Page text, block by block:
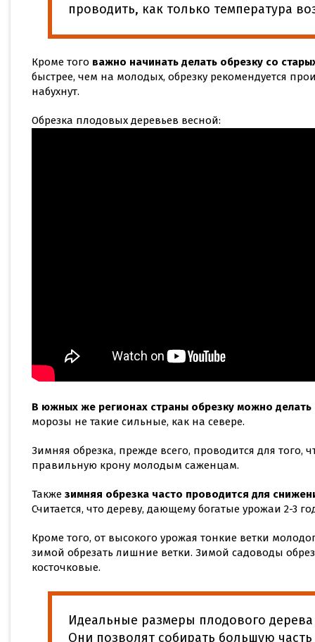
проводить, как только температура
Кроме того важно начинать делать обрезку со
быстрее, чем на молодых, обрезку рекомендуется
набухнут.
Обрезка плодовых деревьев весной:
В южных же регионах страны обрезку можно делать
морозы не такие сильные, как на севере.
Зимняя обрезка, прежде всего, проводится для того,
правильную крону молодым саженцам.
Также зимняя обрезка часто проводится для
Считается, что дереву, дающему богатые урожаи 2-3
Кроме того, от высокого урожая тонкие ветки
зимой обрезать лишние ветки. Зимой садоводы
косточковые.
Идеальные размеры плодового
Они позволят собирать большую